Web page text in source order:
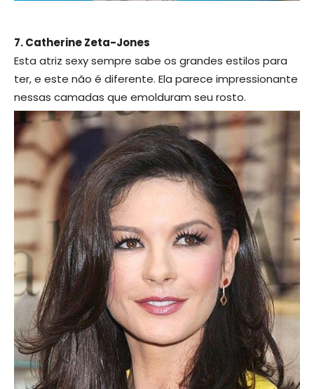
7. Catherine Zeta-Jones
Esta atriz sexy sempre sabe os grandes estilos para
ter, e este não é diferente. Ela parece impressionante
nessas camadas que emolduram seu rosto.